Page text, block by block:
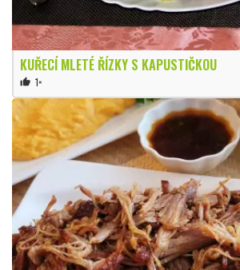
KUŘECÍ MLETÉ ŘÍZKY S KAPUSTIČKOU
thumb_up 1×